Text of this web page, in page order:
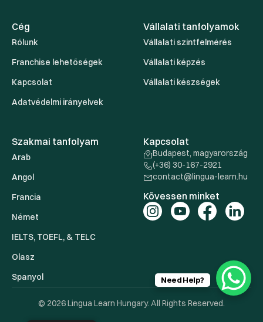
Cég
Rólunk
Franchise lehetőségek
Kapcsolat
Adatvédelmi irányelvek
Vállalati tanfolyamok
Vállalati szintfelmérés
Vállalati képzés
Vállalati készségek
Szakmai tanfolyam
Arab
Angol
Francia
Német
IELTS, TOEFL, & TELC
Olasz
Spanyol
Kapcsolat
Budapest, magyarország
(+36) 30-167-2921
contact@lingua-learn.hu
Kövessen minket
© 2026 Lingua Learn Hungary. All Rights Reserved.
Need Help?